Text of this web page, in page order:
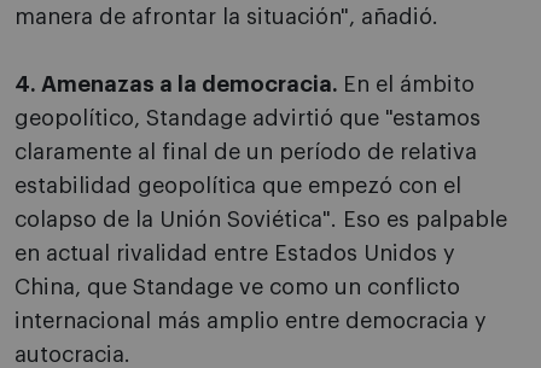
manera de afrontar la situación", añadió.
4. Amenazas a la democracia. En el ámbito
geopolítico, Standage advirtió que "estamos
claramente al final de un período de relativa
estabilidad geopolítica que empezó con el
colapso de la Unión Soviética". Eso es palpable
en actual rivalidad entre Estados Unidos y
China, que Standage ve como un conflicto
internacional más amplio entre democracia y
autocracia.